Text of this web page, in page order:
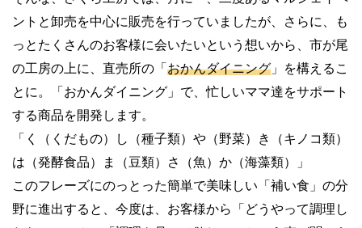
ントと卸売を中心に販売を行っていましたが、さらに、も
っとたくさんのお客様に会いたいという想いから、市が尾
の工房の上に、直売所の「 おかんダイニング 」を構えるこ
とに。「おかんダイニング」で、忙しいママ達をサポート
する商品を開発します。
「く（くだもの）し（種子類）や（野菜）き（キノコ類）
は（発酵食品）ま（豆類）さ（魚）か（海藻類）」
このフレーズにのっとった簡単で美味しい「補い食」の分
野に進出すると、今度は、お客様から「どうやって調理し